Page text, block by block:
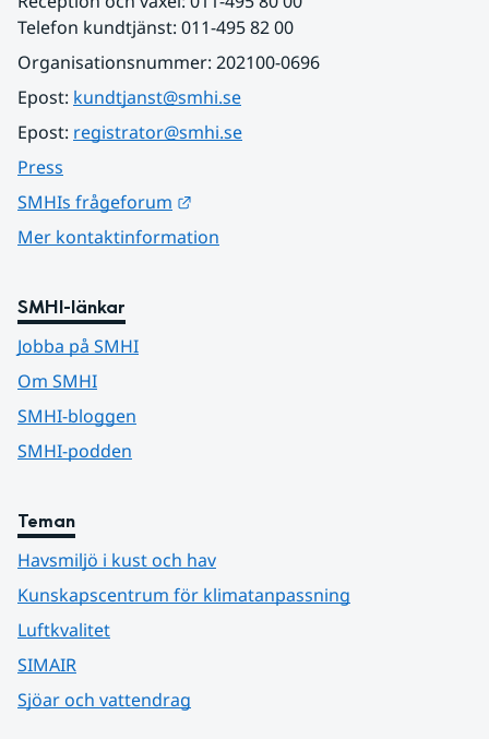
Telefon kundtjänst: 011-495 82 00
Organisationsnummer: 202100-0696
Epost: kundtjanst@smhi.se
Epost: registrator@smhi.se
Press
SMHIs frågeforum
Mer kontaktinformation
SMHI-länkar
Jobba på SMHI
Om SMHI
SMHI-bloggen
SMHI-podden
Teman
Havsmiljö i kust och hav
Kunskapscentrum för klimatanpassning
Luftkvalitet
SIMAIR
Sjöar och vattendrag